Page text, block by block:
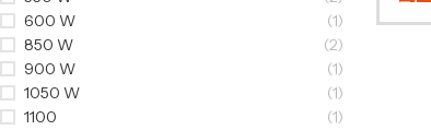
600 W
(1)
850 W
(2)
900 W
(1)
1050 W
(1)
1100
(1)